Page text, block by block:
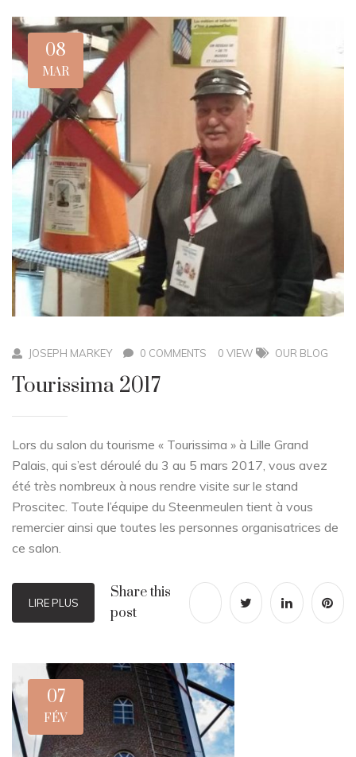
08
MAR
JOSEPH MARKEY 0 COMMENTS 0 VIEW OUR BLOG
Tourissima 2017
Lors du salon du tourisme « Tourissima » à Lille Grand
Palais, qui s’est déroulé du 3 au 5 mars 2017, vous avez
été très nombreux à nous rendre visite sur le stand
Proscitec. Toute l’équipe du Steenmeulen tient à vous
remercier ainsi que toutes les personnes organisatrices de
ce salon.
LIRE PLUS
Share this
post
07
FÉV